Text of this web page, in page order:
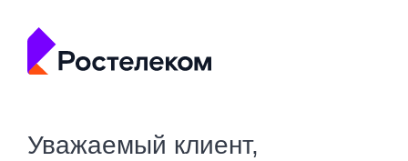
Уважаемый клиент,